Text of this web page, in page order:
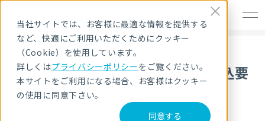
当社サイトでは、お客様に最適な情報を提供する
など、快適にご利用いただくためにクッキー
（Cookie）を使用しています。
詳しくはプライバシーポリシーをご覧ください。
本サイトをご利用になる場合、お客様はクッキー
の使用に同意下さい。
同意する
NRI Secure NetWars 2022 申込要
領
CTFハッキングトーナメント